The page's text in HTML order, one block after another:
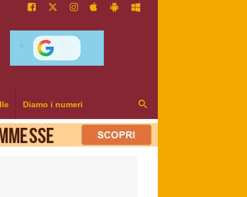
Diamo i numeri